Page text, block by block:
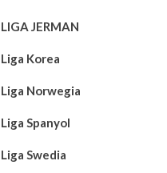
LIGA JERMAN
Liga Korea
Liga Norwegia
Liga Spanyol
Liga Swedia